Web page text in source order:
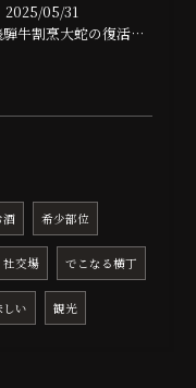
2025/05/31
飛騨牛割烹大蛇の復活と新たな挑戦
酒 希少部位
社交場 でこなる横丁
い 観光